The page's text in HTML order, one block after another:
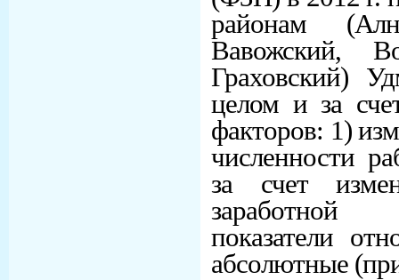
районам
Вавожский,
Граховский)
целом и за
факторов: 1)
численности
за счет
заработной
показатели
абсолютные